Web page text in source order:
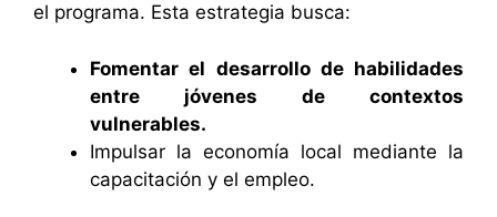
el programa. Esta estrategia busca:
Fomentar el desarrollo de habilidades
entre jóvenes de contextos
vulnerables.
Impulsar la economía local mediante la
capacitación y el empleo.